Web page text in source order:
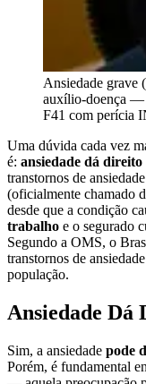
Ansiedade grave
auxílio-doença —
F41 com perícia
Uma dúvida cada vez
é: ansiedade dá
transtornos de
(oficialmente chamado
desde que a condição
trabalho e o segurado
Segundo a OMS, o
transtornos de
população.
Ansiedade Dá
Sim, a ansiedade pode
Porém, é fundamental